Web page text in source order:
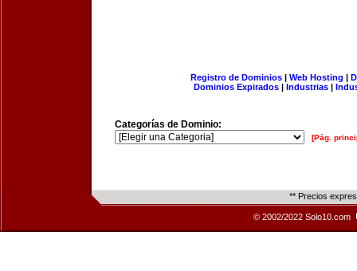
Registro de Dominios| Web Hosting |
Dominios Expirados | Industrias |
Categorías de Dominio:
[Pág.
** Precios
© 2002/2022 Solo10.com